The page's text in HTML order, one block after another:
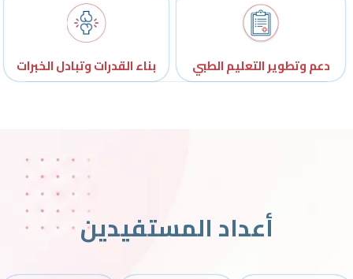
دعم وتطوير التعليم الطبي بناء القدرات وتبادل الخبرات
أعداد المستفيدين